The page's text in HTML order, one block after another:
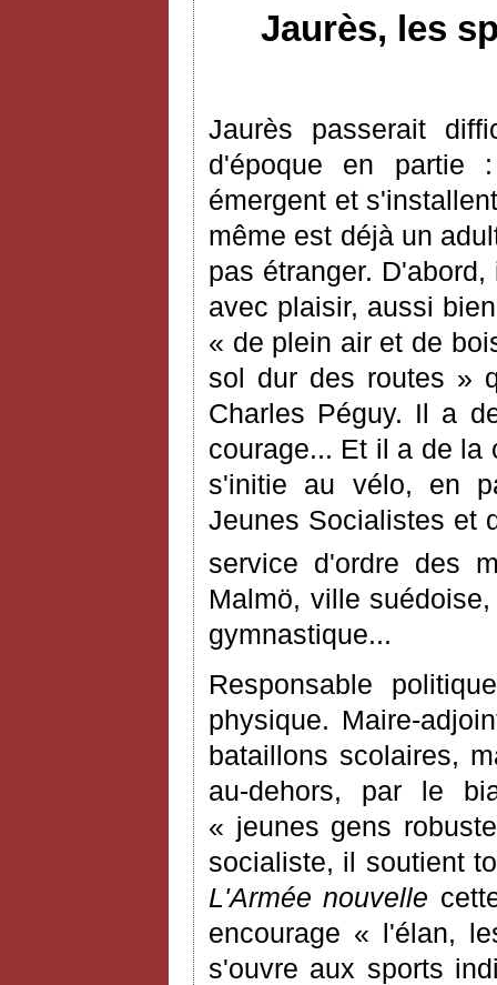
Jaurès, les
Jaurès passerait
d'époque en partie
émergent et
même est déjà un
pas étranger.
avec plaisir, aussi
« de plein air et de
sol dur des routes »
Charles Péguy. Il a
courage... Et il a de la
s'initie au vélo, en
Jeunes Socialistes et
service d'ordre des
Malmö, ville
gymnastique...
Responsable
physique. Maire-
bataillons scolaires,
au-dehors, par le
« jeunes gens
socialiste, il soutient
L'Armée nouvelle
encourage « l'élan,
s'ouvre aux sports